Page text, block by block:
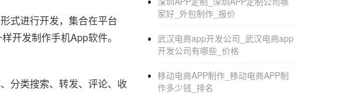
式进行开发，集合在平台
开发制作手机App软件。
分类搜索、转发、评论、收
家好_外包制作_报价
武汉电商app开发公司_武汉电商app
开发公司有哪些_价格
移动电商APP制作_移动电商APP制
作多少钱_排名